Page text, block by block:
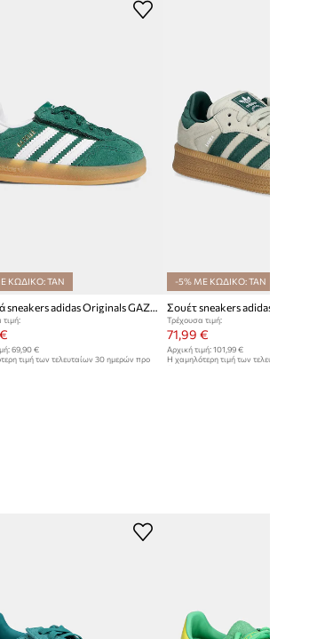
ΚΩΔΙΚΟ: TAN
Παιδικά sneakers adidas Originals GAZELLE INDOOR
69,90 €
τιμή των τελευταίων 30 ημερών προ
-5% ΜΕ ΚΩΔΙΚΟ: TAN
Τρέχουσα τιμή:
71,99 €
Αρχική τιμή: 101,99 €
Η χαμηλότερη τιμή των τελευταίων